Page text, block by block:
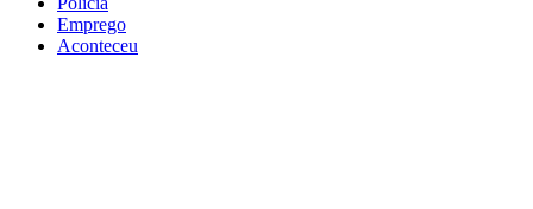
Emprego
Aconteceu